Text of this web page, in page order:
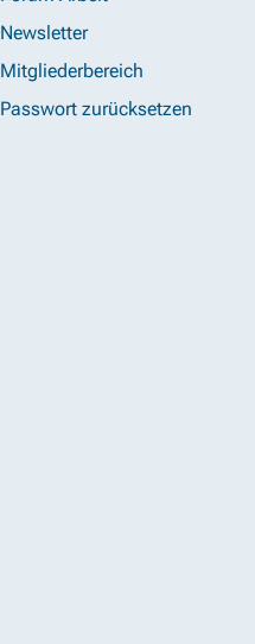
Newsletter
Mitgliederbereich
Passwort zurücksetzen